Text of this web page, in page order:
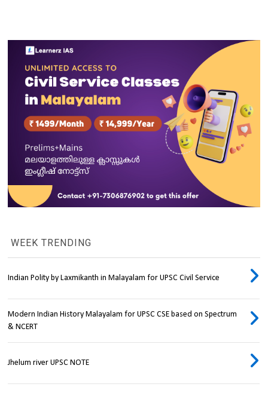
WEEK TRENDING
Indian Polity by Laxmikanth in Malayalam for UPSC Civil Service
Modern Indian History Malayalam for UPSC CSE based on Spectrum
& NCERT
Jhelum river UPSC NOTE